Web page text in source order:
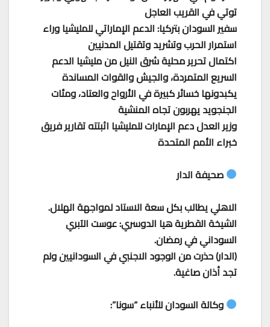
توتي في القريب العاجل
سفير السودان بتركيا: الدعم الإماراتي للمليشيا وراء
استمرار الحرب وتشريد وتقتيل المدنيين
اكتمال تحرير محلية شرق النيل من مليشيا الدعم
السريع المتمردة، والجيش والقوات المساندة
يكبدونها خسائر كبيرة في الأرواح والعتاد، ومئات
الجنجويد يهربون تجاه المنشية
وزير العدل دعم الإمارات للمليشيا اثبتته تقارير فريق
خبراء الأمم المتحدة
صحيفة الدار
الاهلي يطالب بكل سعة الاستاد لمواجهة الهلال.
الشيخة القطرية هيا الدوسري: عوست الآبري
السوداني في رمضان.
(الدار) حذرت من الوجود الاجنبي في السودانيين ولم
تجد أذان صاغية.
وكالة السودان للأنباء “سونا”: